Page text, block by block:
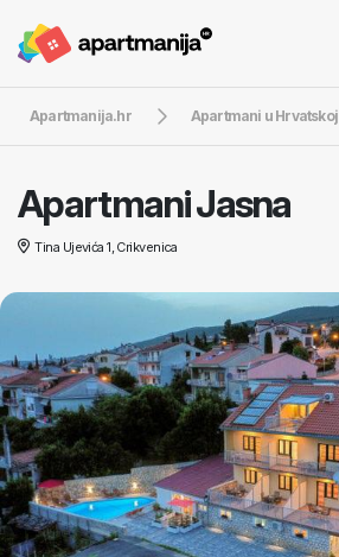
Apartmanija.hr Apartmani u Hrvatskoj
Apartmani Jasna
Tina Ujevića 1, Crikvenica